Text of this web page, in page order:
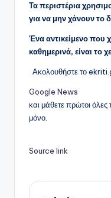
Τα περιστέρια
για να μην χάνουν το
Ένα αντικείμενο που
καθημερινά, είναι το
Ακολουθήστε το
Google News
και μάθετε πρώτοι όλες
μόνο.
Source link